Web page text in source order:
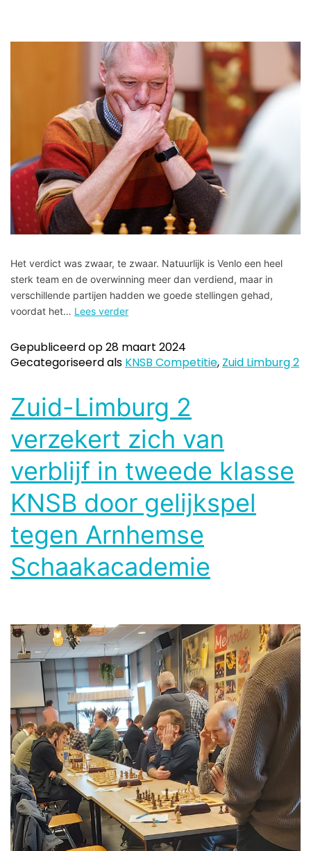
Het verdict was zwaar, te zwaar. Natuurlijk is Venlo een heel
sterk team en de overwinning meer dan verdiend, maar in
verschillende partijen hadden we goede stellingen gehad,
voordat het… Lees verder
Gepubliceerd op28 maart 2024
Gecategoriseerd als KNSB Competitie, Zuid Limburg 2
Zuid-Limburg 2
verzekert zich van
verblijf in tweede klasse
KNSB door gelijkspel
tegen Arnhemse
Schaakacademie